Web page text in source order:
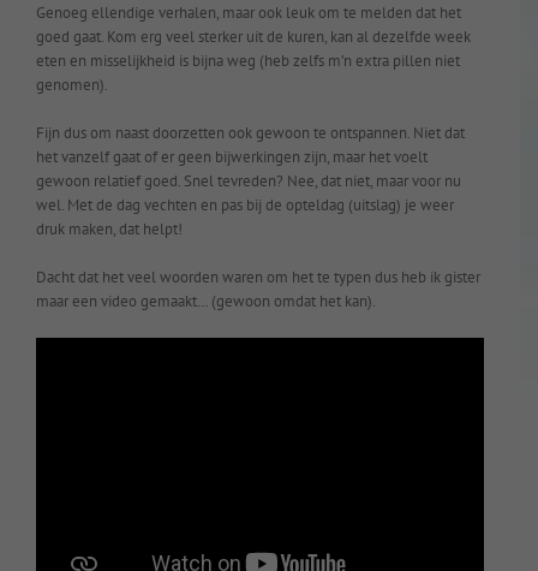
Genoeg ellendige verhalen, maar ook leuk om te melden dat het
goed gaat. Kom erg veel sterker uit de kuren, kan al dezelfde week
eten en misselijkheid is bijna weg (heb zelfs m’n extra pillen niet
genomen).
Fijn dus om naast doorzetten ook gewoon te ontspannen. Niet dat
het vanzelf gaat of er geen bijwerkingen zijn, maar het voelt
gewoon relatief goed. Snel tevreden? Nee, dat niet, maar voor nu
wel. Met de dag vechten en pas bij de opteldag (uitslag) je weer
druk maken, dat helpt!
Dacht dat het veel woorden waren om het te typen dus heb ik gister
maar een video gemaakt… (gewoon omdat het kan).